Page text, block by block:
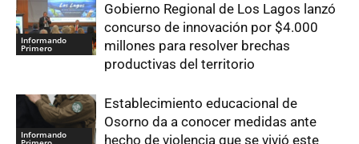
Informando
Primero
Gobierno Regional de Los Lagos lanzó
concurso de innovación por $4.000
millones para resolver brechas
productivas del territorio
Informando
Establecimiento educacional de
Osorno da a conocer medidas ante
hecho de violencia que se vivió este